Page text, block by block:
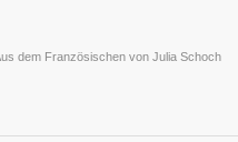
dem Französischen von Julia Schoch